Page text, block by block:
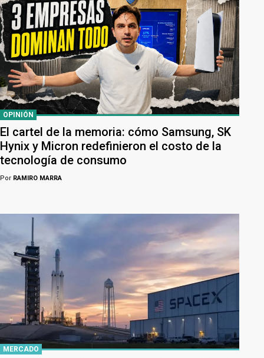
OPINIÓN
El cartel de la memoria: cómo Samsung, SK
Hynix y Micron redefinieron el costo de la
tecnología de consumo
Por RAMIRO MARRA
MERCADO